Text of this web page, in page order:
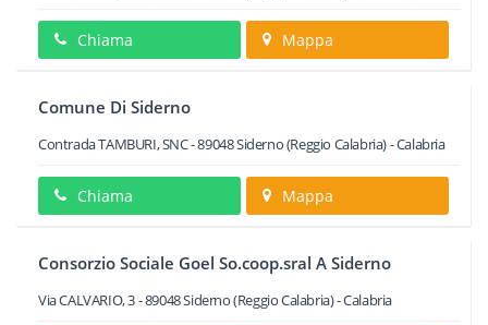
Chiama Mappa
Comune Di Siderno
Contrada TAMBURI, SNC-89048Siderno(Reggio Calabria) -Calabria
Chiama Mappa
Consorzio Sociale Goel So.coop.sral A Siderno
Via CALVARIO, 3-89048Siderno(Reggio Calabria) -Calabria